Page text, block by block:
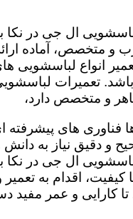
ال جی در نکا
و متخصص، آماده
انواع لباسشویی
تعمیرات
و متخصص دارد،
فناوری های پیشرفته
و دقیق نیاز به دانش
ال جی در نکا
اقدام به
کارایی و عمر مفید